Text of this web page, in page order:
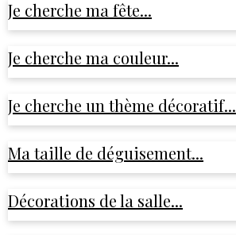
Je cherche ma fête...
Je cherche ma couleur...
Je cherche un thème décoratif...
Ma taille de déguisement...
Décorations de la salle...